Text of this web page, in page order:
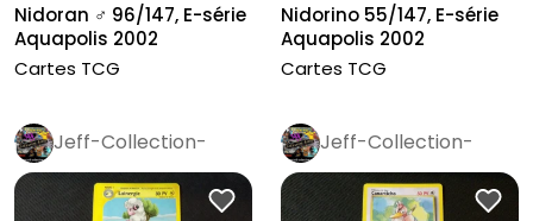
Nidoran ♂ 96/147, E-série
Aquapolis 2002
Cartes TCG
Nidorino 55/147, E-série
Aquapolis 2002
Cartes TCG
Jeff-Collection-
Rétro Pro
Jeff-Collection-
Rétro Pro